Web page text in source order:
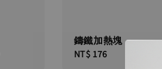
鑄鐵加熱塊
Regular
NT$ 176